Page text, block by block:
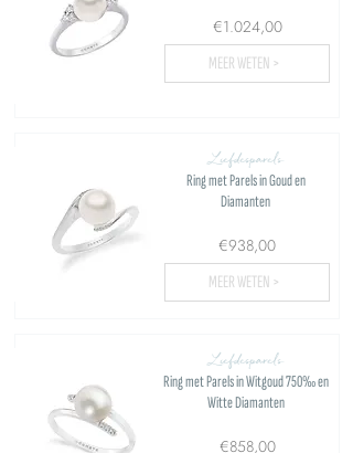
€1.024,00
MEER WETEN >
Liefdesparels
Ring met Parels in Goud en
Diamanten
€938,00
MEER WETEN >
Liefdesparels
Ring met Parels in Witgoud 750‰ en
Witte Diamanten
€858,00